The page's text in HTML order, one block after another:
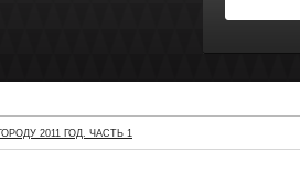
2011 ГОД. ЧАСТЬ 1